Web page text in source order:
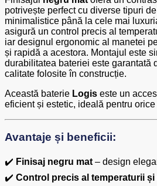
potrivește perfect cu diverse tipuri
minimalistice până la cele mai
asigură un control precis al
iar designul ergonomic al manetei
și rapidă a acestora. Montajul este
durabilitatea bateriei este garantată
calitate folosite în construcție.
Această baterie Logis este un
eficient și estetic, ideală pentru
Avantaje și beneficii:
✔️ Finisaj negru mat – design
✔️ Control precis al temperaturii